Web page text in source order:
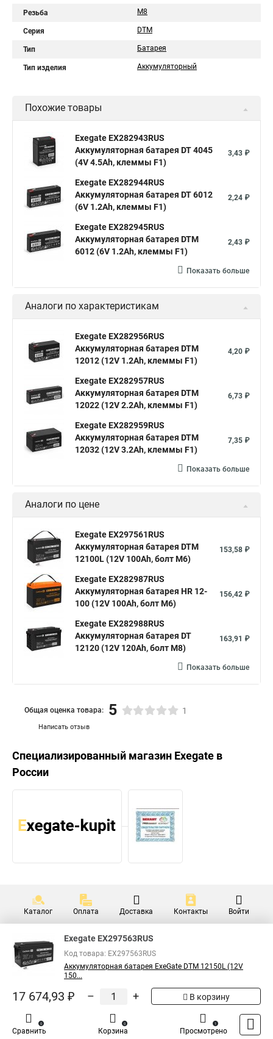
Резьба М8
Серия DTM
Тип Батарея
Тип изделия Аккумуляторный
Похожие товары
Exegate EX282943RUS
Аккумуляторная батарея DT 4045
(4V 4.5Ah, клеммы F1)
3,43 ₽
Exegate EX282944RUS
Аккумуляторная батарея DT 6012
(6V 1.2Ah, клеммы F1)
2,24 ₽
Exegate EX282945RUS
Аккумуляторная батарея DTM
6012 (6V 1.2Ah, клеммы F1)
2,43 ₽
Показать больше
Аналоги по характеристикам
Exegate EX282956RUS
Аккумуляторная батарея DTM
12012 (12V 1.2Ah, клеммы F1)
4,20 ₽
Exegate EX282957RUS
Аккумуляторная батарея DTM
12022 (12V 2.2Ah, клеммы F1)
6,73 ₽
Exegate EX282959RUS
Аккумуляторная батарея DTM
12032 (12V 3.2Ah, клеммы F1)
7,35 ₽
Показать больше
Аналоги по цене
Exegate EX297561RUS
Аккумуляторная батарея DTM
12100L (12V 100Ah, болт М6)
153,58 ₽
Exegate EX282987RUS
Аккумуляторная батарея HR 12-
100 (12V 100Ah, болт М6)
156,42 ₽
Exegate EX282988RUS
Аккумуляторная батарея DT
12120 (12V 120Ah, болт М8)
163,91 ₽
Показать больше
Написать отзыв
Общая оценка товара: 5 1
Специализированный магазин Exegate в
России
Каталог Оплата Доставка Контакты Войти
Exegate EX297563RUS
Код товара: EX297563RUS
Аккумуляторная батарея ExeGate DTM 12150L (12V
150...
17 674,93 ₽ – + В корзину
Сравнить
0
Корзина
0
Просмотрено
1